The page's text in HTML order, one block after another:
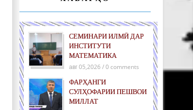
СЕМИНАРИ ИЛМӢ ДАР
ИНСТИТУТИ
МАТЕМАТИКА
авг 05,2026 / 0 comments
ФАРҲАНГИ
СУЛҲОФАРИИ ПЕШВОИ
МИЛЛАТ